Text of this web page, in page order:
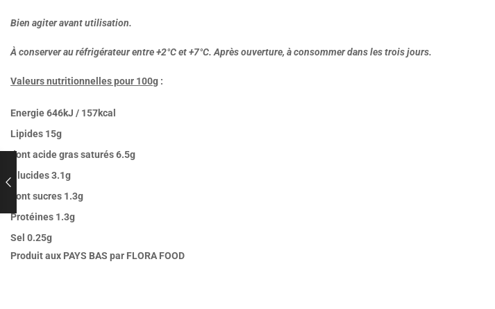
Bien agiter avant utilisation.
À conserver au réfrigérateur entre +2°C et +7°C. Après ouverture, à consommer dans les trois jours.
Valeurs nutritionnelles pour 100g :
Energie 646kJ / 157kcal
Lipides 15g
dont acide gras saturés6.5g
Glucides3.1g
dont sucres 1.3g
Protéines 1.3g
Sel 0.25g
Produit aux PAYS BAS par FLORA FOOD